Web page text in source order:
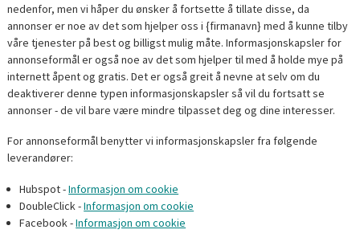
nedenfor, men vi håper du ønsker å fortsette å tillate disse, da
annonser er noe av det som hjelper oss i {firmanavn} med å kunne tilby
våre tjenester på best og billigst mulig måte. Informasjonskapsler for
annonseformål er også noe av det som hjelper til med å holde mye på
internett åpent og gratis. Det er også greit å nevne at selv om du
deaktiverer denne typen informasjonskapsler så vil du fortsatt se
annonser - de vil bare være mindre tilpasset deg og dine interesser.
For annonseformål benytter vi informasjonskapsler fra følgende
leverandører:
Hubspot -Informasjon om cookie
DoubleClick -Informasjon om cookie
Facebook -Informasjon om cookie